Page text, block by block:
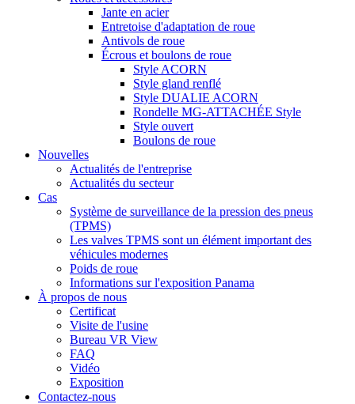
Jante en acier
Entretoise d'adaptation de roue
Antivols de roue
Écrous et boulons de roue
Style ACORN
Style gland renflé
Style DUALIE ACORN
Rondelle MG-ATTACHÉE Style
Style ouvert
Boulons de roue
Nouvelles
Actualités de l'entreprise
Actualités du secteur
Cas
Système de surveillance de la pression des pneus
(TPMS)
Les valves TPMS sont un élément important des
véhicules modernes
Poids de roue
Informations sur l'exposition Panama
À propos de nous
Certificat
Visite de l'usine
Bureau VR View
FAQ
Vidéo
Exposition
Contactez-nous